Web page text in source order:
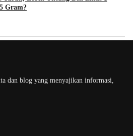
Gram?
dan blog yang menyajikan informasi,